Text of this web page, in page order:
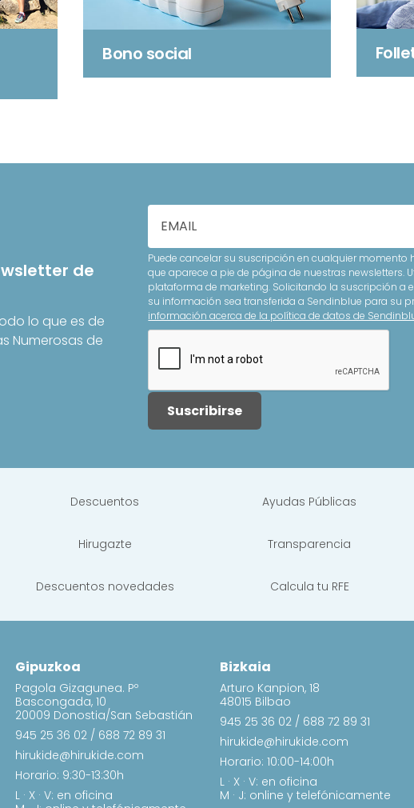
Bono social
de
lo que es de
Numerosas de
Puede cancelar su suscripción en cualquier momento
que aparece a pie de página de nuestras newsletters.
plataforma de marketing. Solicitando la suscripción a
su información sea transferida a Sendinblue para su
información acerca de la política de datos de
Suscribirse
Descuentos Ayudas Públicas
Hirugazte Transparencia
Descuentos novedades Calcula tu RFE
Gipuzkoa
Pagola Gizagunea. Pº
Bascongada, 10
20009 Donostia/San Sebastián
945 25 36 02 / 688 72 89 31
hirukide@hirukide.com
Horario: 9:30-13:30h
L · X · V: en oficina
Bizkaia
Arturo Kanpion, 18
48015 Bilbao
945 25 36 02 / 688 72 89 31
hirukide@hirukide.com
Horario: 10:00-14:00h
L · X · V: en oficina
M · J: online y telefónicamente